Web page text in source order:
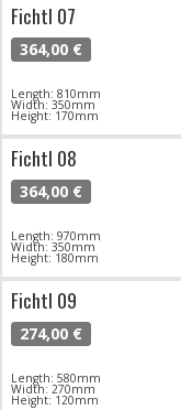
Fichtl 07
364,00 €
Length: 810mm
Width: 350mm
Height: 170mm
Fichtl 08
364,00 €
Length: 970mm
Width: 350mm
Height: 180mm
Fichtl 09
274,00 €
Length: 580mm
Width: 270mm
Height: 120mm